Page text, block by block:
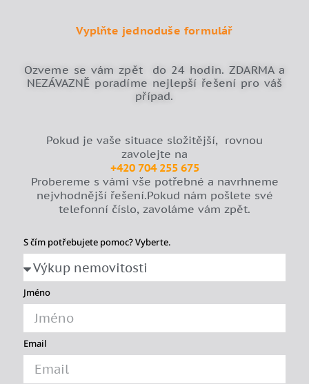
Vyplňte jednoduše formulář
Ozveme se vám zpět do 24 hodin. ZDARMA a
NEZÁVAZNĚ poradíme nejlepší řešení pro váš
případ.
Pokud je vaše situace složitější, rovnou
zavolejte na
+420 704 255 675
Probereme s vámi vše potřebné a navrhneme
nejvhodnější řešení.Pokud nám pošlete své
telefonní číslo, zavoláme vám zpět.
S čím potřebujete pomoc? Vyberte.
Jméno
Email